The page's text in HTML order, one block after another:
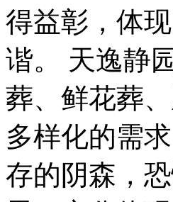
得益彰，体
谐。 天逸静
葬、鲜花葬
多样化的需
存的阴森，